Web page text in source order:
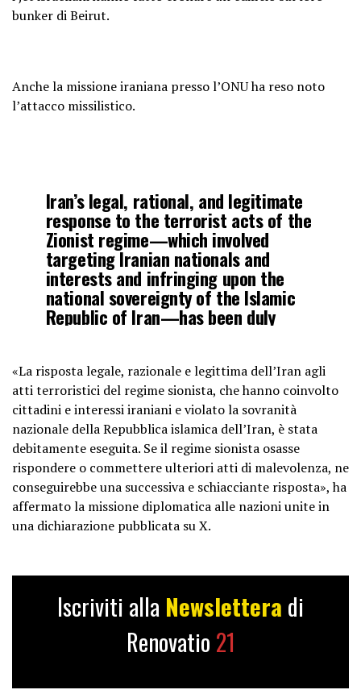
bunker di Beirut.
Anche la missione iraniana presso l’ONU ha reso noto
l’attacco missilistico.
Iran’s legal, rational, and legitimate
response to the terrorist acts of the
Zionist regime—which involved
targeting Iranian nationals and
interests and infringing upon the
national sovereignty of the Islamic
Republic of Iran—has been duly
— I.R.IRAN Mission to UN, NY
(@Iran_UN)October 1, 2024
«La risposta legale, razionale e legittima dell’Iran agli
atti terroristici del regime sionista, che hanno coinvolto
cittadini e interessi iraniani e violato la sovranità
nazionale della Repubblica islamica dell’Iran, è stata
debitamente eseguita. Se il regime sionista osasse
rispondere o commettere ulteriori atti di malevolenza, ne
conseguirebbe una successiva e schiacciante risposta», ha
affermato la missione diplomatica alle nazioni unite in
una dichiarazione pubblicata su X.
Iscriviti alla Newslettera di
Renovatio 21